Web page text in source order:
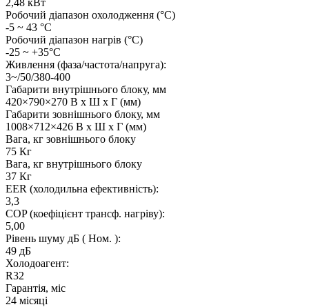
Робочий діапазон охолодження (°C)
-5 ~ 43 °C
Робочий діапазон нагрів (°C)
-25 ~ +35°C
Живлення (фаза/частота/напруга):
3~/50/380-400
Габарити внутрішнього блоку, мм
420×790×270 В x Ш x Г (мм)
Габарити зовнішнього блоку, мм
1008×712×426 В x Ш x Г (мм)
Вага, кг зовнішнього блоку
75 Кг
Вага, кг внутрішнього блоку
37 Кг
EER (холодильна ефективність):
3,3
COP (коефіцієнт трансф. нагріву):
5,00
Рівень шуму дБ ( Ном. ):
49 дБ
Холодоагент:
R32
Гарантія, міс
24 місяці